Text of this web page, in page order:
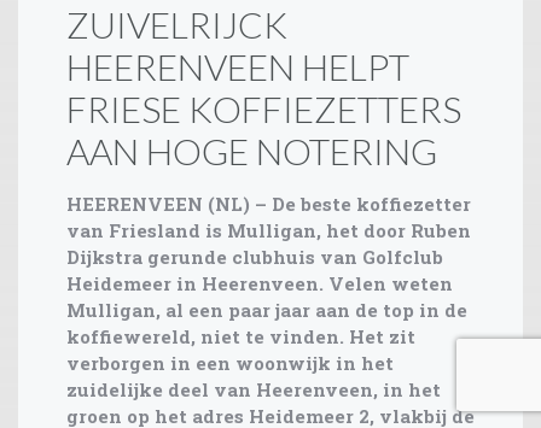
ZUIVELRIJCK
HEERENVEEN HELPT
FRIESE KOFFIEZETTERS
AAN HOGE NOTERING
HEERENVEEN (NL) – De beste koffiezetter
van Friesland is Mulligan, het door Ruben
Dijkstra gerunde clubhuis van Golfclub
Heidemeer in Heerenveen. Velen weten
Mulligan, al een paar jaar aan de top in de
koffiewereld, niet te vinden. Het zit
verborgen in een woonwijk in het
zuidelijke deel van Heerenveen, in het
groen op het adres Heidemeer 2, vlakbij de